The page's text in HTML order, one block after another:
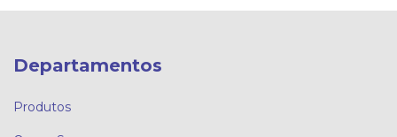
Departamentos
Produtos